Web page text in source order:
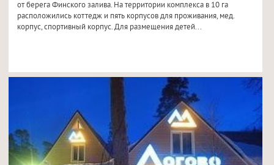
от берега Финского залива. На территории комплекса в 10 га
расположились коттедж и пять корпусов для проживания, мед.
корпус, спортивный корпус. Для размещения детей...